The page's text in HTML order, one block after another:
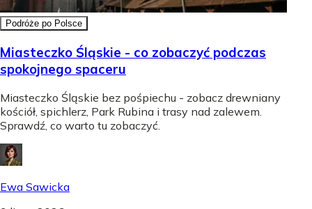
Podróże po Polsce
Miasteczko Śląskie - co zobaczyć podczas
spokojnego spaceru
Miasteczko Śląskie bez pośpiechu - zobacz drewniany
kościół, spichlerz, Park Rubina i trasy nad zalewem.
Sprawdź, co warto tu zobaczyć.
Ewa Sawicka